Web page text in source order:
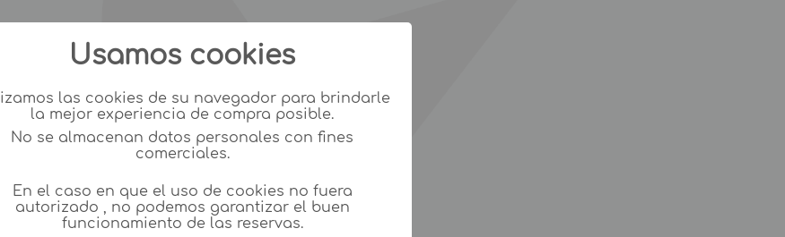
Usamos cookies
las cookies de su navegador para brindarle
la mejor experiencia de compra posible.
No se almacenan datos personales con fines
comerciales.
En el caso en que el uso de cookies no fuera
autorizado , no podemos garantizar el buen
funcionamiento de las reservas.